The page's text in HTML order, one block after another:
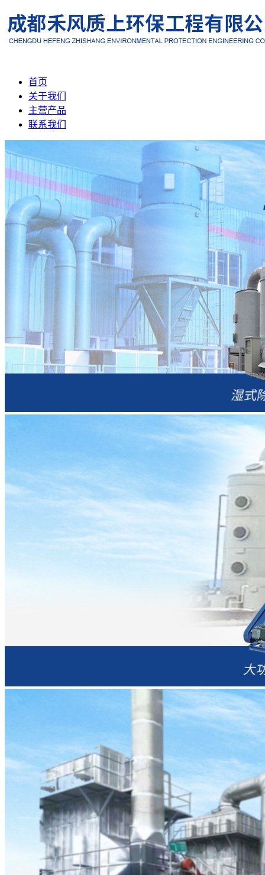
首页
关于我们
主营产品
联系我们